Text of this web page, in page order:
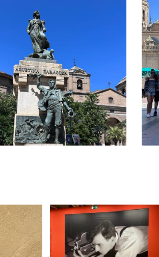
Heroinas de Zaragoza
(mujeres que hicieron
historia)